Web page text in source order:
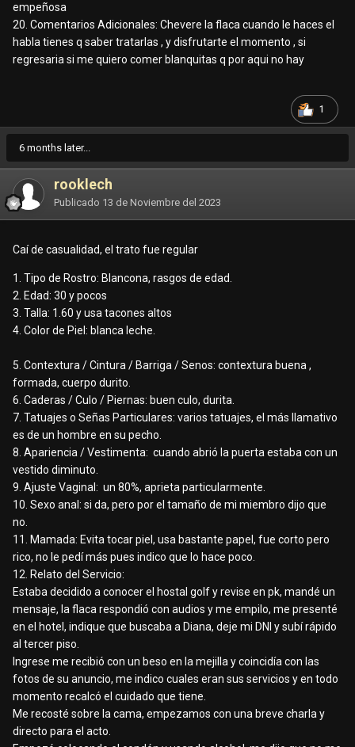
empeñosa
20. Comentarios Adicionales: Chevere la flaca cuando le haces el
habla tienes q saber tratarlas , y disfrutarte el momento , si
regresaria si me quiero comer blanquitas q por aqui no hay
1
6 months later...
rooklech
Publicado 13 de Noviembre del 2023
Caí de casualidad, el trato fue regular
1. Tipo de Rostro: Blancona, rasgos de edad.
2. Edad: 30 y pocos
3. Talla: 1.60 y usa tacones altos
4. Color de Piel: blanca leche.
5. Contextura / Cintura / Barriga / Senos: contextura buena ,
formada, cuerpo durito.
6. Caderas / Culo / Piernas: buen culo, durita.
7. Tatuajes o Señas Particulares: varios tatuajes, el más llamativo
es de un hombre en su pecho.
8. Apariencia / Vestimenta: cuando abrió la puerta estaba con un
vestido diminuto.
9. Ajuste Vaginal: un 80%, aprieta particularmente.
10. Sexo anal: si da, pero por el tamaño de mi miembro dijo que
no.
11. Mamada: Evita tocar piel, usa bastante papel, fue corto pero
rico, no le pedí más pues indico que lo hace poco.
12. Relato del Servicio:
Estaba decidido a conocer el hostal golf y revise en pk, mandé un
mensaje, la flaca respondió con audios y me empilo, me presenté
en el hotel, indique que buscaba a Diana, deje mi DNI y subí rápido
al tercer piso.
Ingrese me recibió con un beso en la mejilla y coincidía con las
fotos de su anuncio, me indico cuales eran sus servicios y en todo
momento recalcó el cuidado que tiene.
Me recosté sobre la cama, empezamos con una breve charla y
directo para el acto.